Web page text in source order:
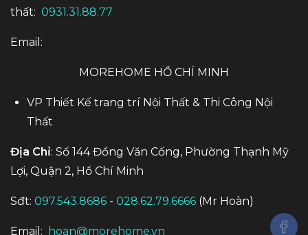
thất: 0931.31.88.77
Email:
MOREHOME HỒ CHÍ MINH
VP Thiết Kế trang trí Nội Thất & Thi Công Nội
Thất
Địa Chỉ: Số 144 Đồng Văn Cống, Phường Thạnh Mỹ
Lợi, Quận 2, Hồ Chí Minh
Sđt: 097.543.8686 - 028.62.79.6666 (Mr Hoàn)
Email: hoan@morehome.vn